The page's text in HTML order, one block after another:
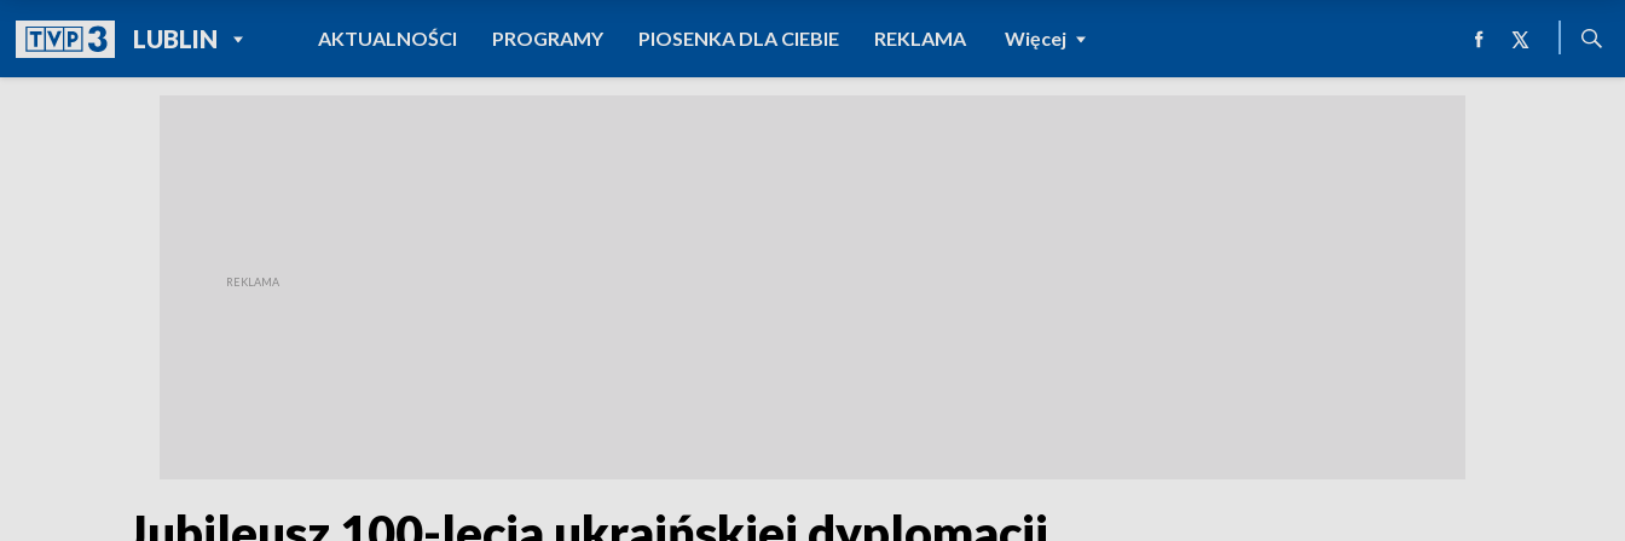
LUBLINPOWRÓT DO
TVP REGIONY
AKTUALNOŚCI PROGRAMY PIOSENKA DLA CIEBIE REKLAMA Więcej